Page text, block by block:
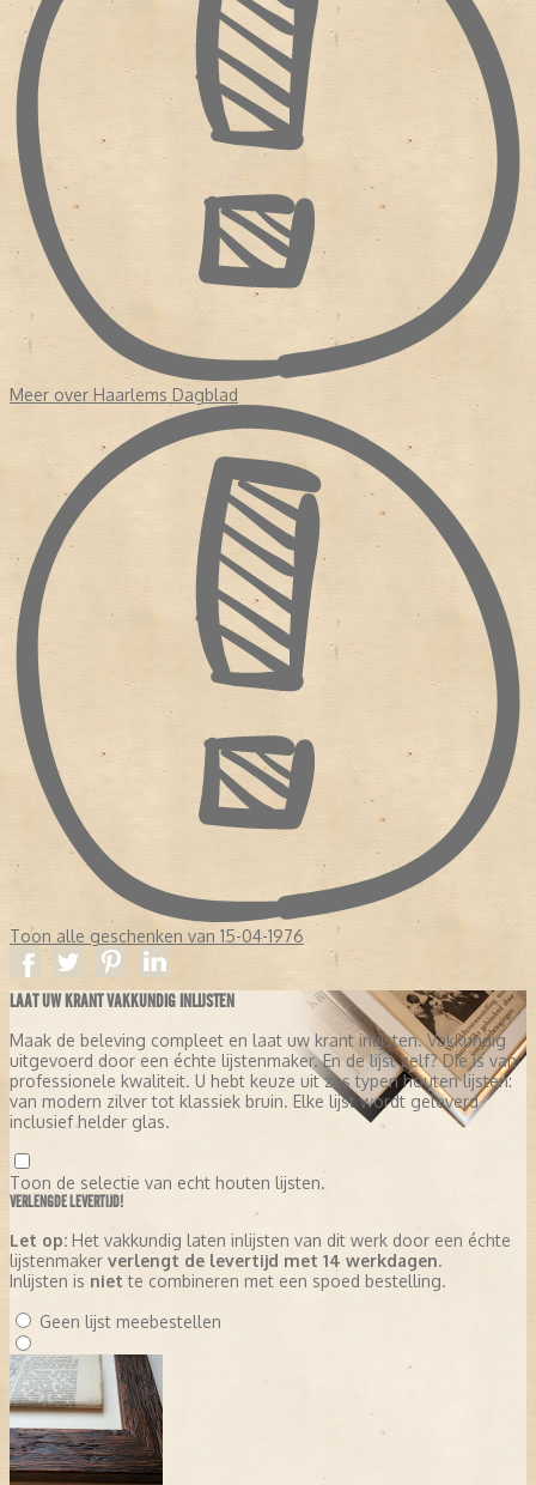
Meer over Haarlems Dagblad
Toon alle geschenken van 15-04-1976
LAAT UW KRANT VAKKUNDIG INLIJSTEN
Maak de beleving compleet en laat uw krant inlijsten. Vakkundig
uitgevoerd door een échte lijstenmaker. En de lijst zelf? Die is van
professionele kwaliteit. U hebt keuze uit zes typen houten lijsten:
van modern zilver tot klassiek bruin. Elke lijst wordt geleverd
inclusief helder glas.
Toon de selectie van echt houten lijsten.
VERLENGDE LEVERTIJD!
Let op: Het vakkundig laten inlijsten van dit werk door een échte
lijstenmaker verlengt de levertijd met 14 werkdagen.
Inlijsten is niet te combineren met een spoed bestelling.
Geen lijst meebestellen